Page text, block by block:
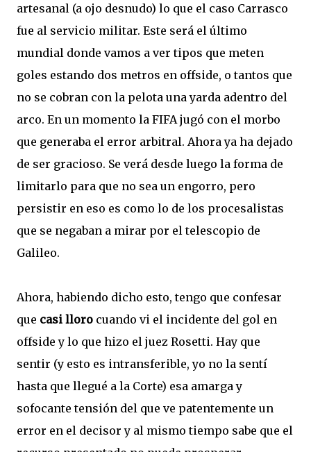
artesanal (a ojo desnudo) lo que el caso Carrasco
fue al servicio militar. Este será el último
mundial donde vamos a ver tipos que meten
goles estando dos metros en offside, o tantos que
no se cobran con la pelota una yarda adentro del
arco. En un momento la FIFA jugó con el morbo
que generaba el error arbitral. Ahora ya ha dejado
de ser gracioso. Se verá desde luego la forma de
limitarlo para que no sea un engorro, pero
persistir en eso es como lo de los procesalistas
que se negaban a mirar por el telescopio de
Galileo.
Ahora, habiendo dicho esto, tengo que confesar
que casi lloro cuando vi el incidente del gol en
offside y lo que hizo el juez Rosetti. Hay que
sentir (y esto es intransferible, yo no la sentí
hasta que llegué a la Corte) esa amarga y
sofocante tensión del que ve patentemente un
error en el decisor y al mismo tiempo sabe que el